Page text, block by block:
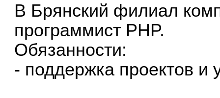
В Брянский филиал
программист PHP.
Обязанности:
- поддержка проектов и